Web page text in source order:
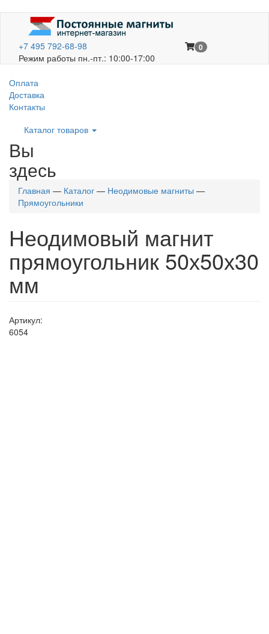
+7 495 792-68-98
Режим работы пн.-пт.: 10:00-17:00
0
Оплата
Доставка
Контакты
Каталог товаров
Вы
здесь
Главная — Каталог — Неодимовые магниты —
Прямоугольники
Неодимовый магнит
прямоугольник 50х50х30
мм
Артикул:
6054